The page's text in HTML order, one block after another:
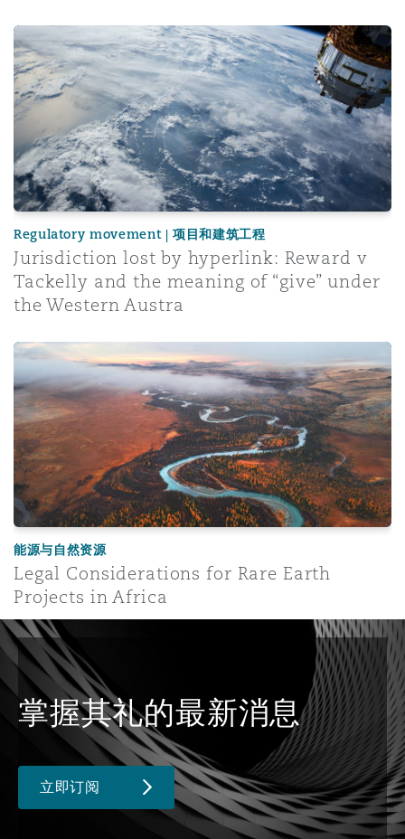
Jurisdiction lost by hyperlink: Reward v Tackelly and
Regulatory movement | 项目和建筑工程
Jurisdiction lost by hyperlink: Reward v
Tackelly and the meaning of “give” under
the Western Austra
Legal Considerations for Rare Earth Projects in Africa
能源与自然资源
Legal Considerations for Rare Earth
Projects in Africa
掌握其礼的最新消息
立即订阅